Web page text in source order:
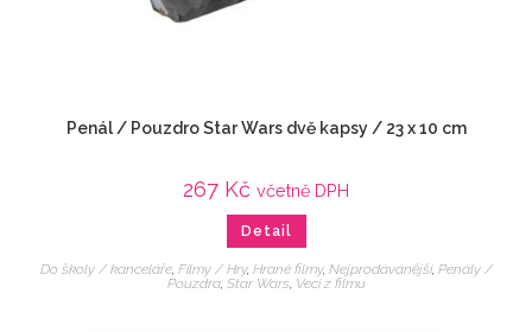
Penál / Pouzdro Star Wars dvě kapsy / 23 x 10 cm
267 Kč včetně DPH
Detail
Do školy / kanceláře, Filmy / Hry, Hrané filmy, Nejprodávanější, Penály /
Pouzdra, Star Wars Veci z filmu